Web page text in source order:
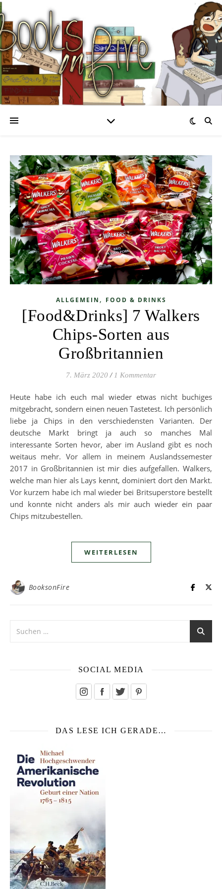
ALLGEMEIN , FOOD & DRINKS
[Food&Drinks] 7 Walkers
Chips-Sorten aus
Großbritannien
7. März 2020 / 1 Kommentar
Heute habe ich euch mal wieder etwas nicht buchiges
mitgebracht, sondern einen neuen Tastetest. Ich persönlich
liebe ja Chips in den verschiedensten Varianten. Der
deutsche Markt bringt ja auch so manches Mal
interessante Sorten hevor, aber im Ausland gibt es noch
weitaus mehr. Vor allem in meinem Auslandssemester
2017 in Großbritannien ist mir dies aufgefallen. Walkers,
welche man hier als Lays kennt, dominiert dort den Markt.
Vor kurzem habe ich mal wieder bei Britsuperstore bestellt
und konnte nicht anders als mir auch wieder ein paar
Chips mitzubestellen.
WEITERLESEN
BooksonFire
SOCIAL MEDIA
DAS LESE ICH GERADE…